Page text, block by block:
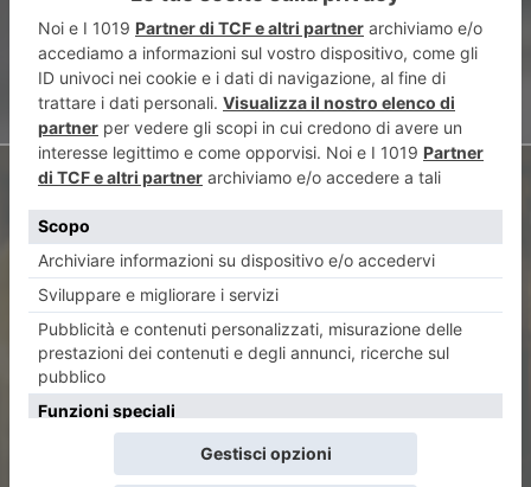
ARTICOLO SUCCESSIVO
Chi è Dario Casalini, AD di
Maglificio Po s.r.l. – Oscalito